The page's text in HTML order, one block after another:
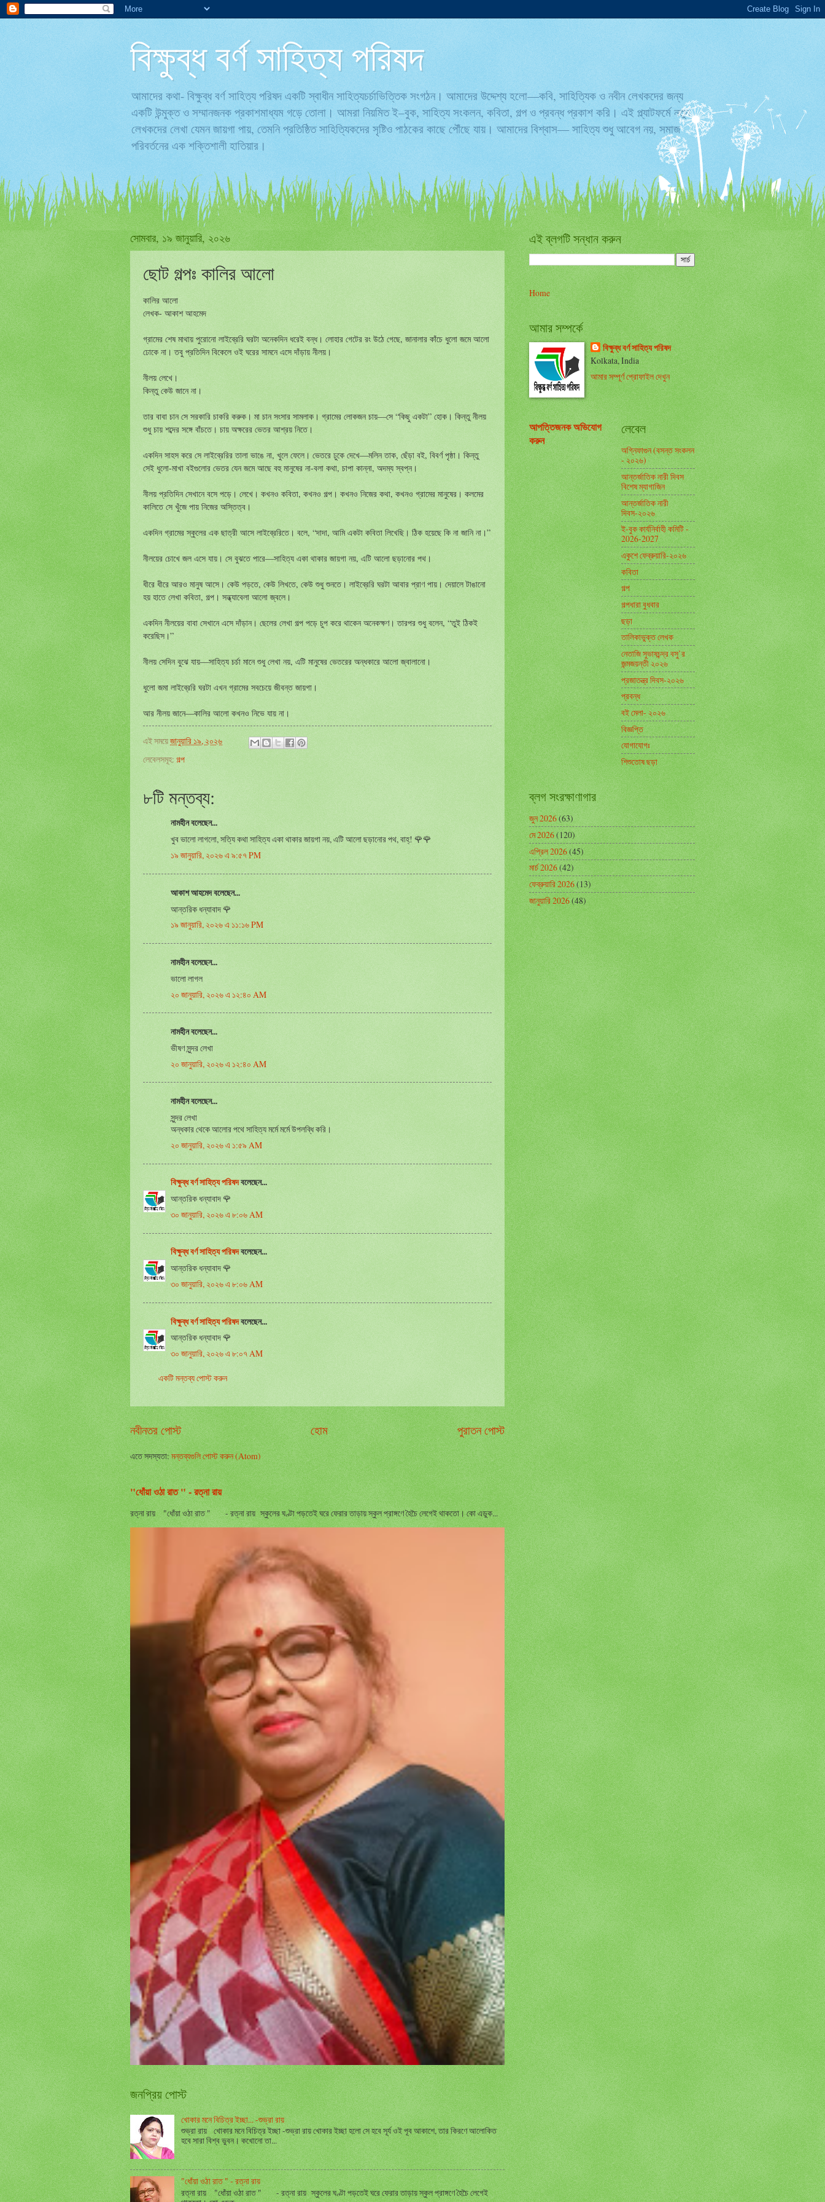
বিক্ষুব্ধ বর্ণ সাহিত্য পরিষদ
আমাদের কথা- বিক্ষুব্ধ বর্ণ সাহিত্য পরিষদ একটি স্বাধীন সাহিত্যচর্চাভিত্তিক সংগঠন। আমাদের উদ্দেশ্য হলো—কবি, সাহিত্যিক ও নবীন লেখকদের জন্য
একটি উন্মুক্ত ও সম্মানজনক প্রকাশমাধ্যম গড়ে তোলা। আমরা নিয়মিত ই–বুক, সাহিত্য সংকলন, কবিতা, গল্প ও প্রবন্ধ প্রকাশ করি। এই প্ল্যাটফর্মে নতুন
লেখকদের লেখা যেমন জায়গা পায়, তেমনি প্রতিষ্ঠিত সাহিত্যিকদের সৃষ্টিও পাঠকের কাছে পৌঁছে যায়। আমাদের বিশ্বাস— সাহিত্য শুধু আবেগ নয়, সমাজ
পরিবর্তনের এক শক্তিশালী হাতিয়ার।
সোমবার, ১৯ জানুয়ারি, ২০২৬
ছোট গল্পঃ কালির আলো
কালির আলো
লেখক- আকাশ আহমেদ
গ্রামের শেষ মাথায় পুরোনো লাইব্রেরি ঘরটা অনেকদিন ধরেই বন্ধ। লোহার গেটের রং উঠে গেছে, জানালার কাঁচে ধুলো জমে আলো
ঢোকে না। তবু প্রতিদিন বিকেলে ওই ঘরের সামনে এসে দাঁড়ায় নীলয়।
নীলয় লেখে।
কিন্তু কেউ জানে না।
তার বাবা চান সে সরকারি চাকরি করুক। মা চান সংসার সামলাক। গ্রামের লোকজন চায়—সে “কিছু একটা” হোক। কিন্তু নীলয়
শুধু চায় শব্দের সঙ্গে বাঁচতে। চায় অক্ষরের ভেতর আশ্রয় নিতে।
একদিন সাহস করে সে লাইব্রেরির তালা ভাঙে না, খুলে ফেলে। ভেতরে ঢুকে দেখে—মলিন তাক, ছেঁড়া বই, বিবর্ণ পৃষ্ঠা। কিন্তু
সেই ধুলো-মাখা বইগুলোর ভেতর যেন জমে আছে বহু মানুষের না-বলা কথা, চাপা কান্না, অদম্য স্বপ্ন।
নীলয় প্রতিদিন সেখানে বসে পড়ে। লেখে। কখনও কবিতা, কখনও গল্প। কখনও নিজের কথা, কখনও গ্রামের মানুষের। কলমের
কালিতে সে খুঁজে পায় নিজের অস্তিত্ব।
একদিন গ্রামের স্কুলের এক ছাত্রী আসে লাইব্রেরিতে। বলে, “দাদা, আমি একটা কবিতা লিখেছি। ঠিক হয়েছে কি না জানি না।”
নীলয়ের চোখে জল এসে যায়। সে বুঝতে পারে—সাহিত্য একা থাকার জায়গা নয়, এটি আলো ছড়ানোর পথ।
ধীরে ধীরে আরও মানুষ আসে। কেউ পড়তে, কেউ লিখতে, কেউ শুধু শুনতে। লাইব্রেরি ঘরটা আবার প্রাণ পায়। দেয়ালে টাঙানো
হয় হাতে লেখা কবিতা, গল্প। সন্ধ্যাবেলা আলো জ্বলে।
একদিন নীলয়ের বাবা সেখানে এসে দাঁড়ান। ছেলের লেখা গল্প পড়ে চুপ করে থাকেন অনেকক্ষণ। তারপর শুধু বলেন, “তুই ঠিকই
করেছিস।”
নীলয় সেদিন বুঝে যায়—সাহিত্য চর্চা মানে শুধু লেখা নয়, এটি মানুষের ভেতরের অন্ধকারে আলো জ্বালানো।
ধুলো জমা লাইব্রেরি ঘরটা এখন গ্রামের সবচেয়ে জীবন্ত জায়গা।
আর নীলয় জানে—কালির আলো কখনও নিভে যায় না।
এই সময়েজানুয়ারি ১৯, ২০২৬
লেবেলসমূহ: গল্প
৮টি মন্তব্য:
নামহীন বলেছেন...
খুব ভালো লাগলো, সত্যি কথা সাহিত্য একা থাকার জায়গা নয়, এটি আলো ছড়ানোর পথ, বাহ্! 🌹🌹
১৯ জানুয়ারি, ২০২৬ এ ৯:৫৭ PM
আকাশ আহমেদ বলেছেন...
আন্তরিক ধন্যাবাদ 🌹
১৯ জানুয়ারি, ২০২৬ এ ১১:১৬ PM
নামহীন বলেছেন...
ভালো লাগল
২০ জানুয়ারি, ২০২৬ এ ১২:৪০ AM
নামহীন বলেছেন...
ভীষণ সুন্দর লেখা
২০ জানুয়ারি, ২০২৬ এ ১২:৪০ AM
নামহীন বলেছেন...
সুন্দর লেখা
অন্ধকার থেকে আলোর পথে সাহিত্য মর্মে মর্মে উপলব্ধি করি।
২০ জানুয়ারি, ২০২৬ এ ১:৫৯ AM
বিক্ষুব্ধ বর্ণ সাহিত্য পরিষদবলেছেন...
আন্তরিক ধন্যাবাদ 🌹
৩০ জানুয়ারি, ২০২৬ এ ৮:০৬ AM
বিক্ষুব্ধ বর্ণ সাহিত্য পরিষদবলেছেন...
আন্তরিক ধন্যাবাদ 🌹
৩০ জানুয়ারি, ২০২৬ এ ৮:০৬ AM
বিক্ষুব্ধ বর্ণ সাহিত্য পরিষদবলেছেন...
আন্তরিক ধন্যাবাদ 🌹
৩০ জানুয়ারি, ২০২৬ এ ৮:০৭ AM
একটি মন্তব্য পোস্ট করুন
নবীনতর পোস্ট পুরাতন পোস্ট
হোম
এতে সদস্যতা:মন্তব্যগুলি পোস্ট করুন (Atom)
"ধোঁয়া ওঠা রাত " - রত্না রায়
রত্না রায় "ধোঁয়া ওঠা রাত " - রত্না রায় স্কুলের ঘণ্টা পড়তেই ঘরে ফেরার তাড়ায় স্কুল প্রাঙ্গণে হৈচৈ লেগেই থাকতো। কো এডুক...
জনপ্রিয় পোস্ট
খোকার মনে বিচিত্র ইচ্ছা... -শুভ্রা রায়
শুভ্রা রায় খোকার মনে বিচিত্র ইচ্ছা -শুভ্রা রায় খোকার ইচ্ছা হলো সে হবে সূর্য ওই পূব আকাশে, তার কিরণে আলোকিত
হবে সারা বিশ্ব ভুবন। কখোনো তা...
"ধোঁয়া ওঠা রাত " - রত্না রায়
রত্না রায় "ধোঁয়া ওঠা রাত " - রত্না রায় স্কুলের ঘণ্টা পড়তেই ঘরে ফেরার তাড়ায় স্কুল প্রাঙ্গণে হৈচৈ লেগেই
এই ব্লগটি সন্ধান করুন
Home
আমার সম্পর্কে
বিক্ষুব্ধ বর্ণ সাহিত্য পরিষদ
Kolkata, India
আমার সম্পূর্ণ প্রোফাইল দেখুন
আপত্তিজনক অভিযোগ
করুন
লেবেল
অগ্নিফাগুন (বসন্ত সংকলন
- ২০২৬)
আন্তর্জাতিক নারী দিবস
বিশেষ ম্যাগাজিন
আন্তর্জাতিক নারী
দিবস-২০২৬
ই-বুক কার্যনির্বাহী কমিটি -
2026-2027
একুশে ফেব্রুয়ারি-২০২৬
কবিতা
গল্প
গল্পধারা বুধবার
ছড়া
তালিকাভুক্ত লেখক
নেতাজি সুভাষচন্দ্র বসু’র
জন্মজয়ন্তী ২০২৬
প্রজাতন্ত্র দিবস-২০২৬
প্রবন্ধ
বই মেলা- ২০২৬
বিজ্ঞপ্তি
যোগাযোগঃ
শিশুতোষ ছড়া
ব্লগ সংরক্ষাণাগার
জুন 2026(63)
মে 2026(120)
এপ্রিল 2026(45)
মার্চ 2026(42)
ফেব্রুয়ারি 2026(13)
জানুয়ারি 2026(48)